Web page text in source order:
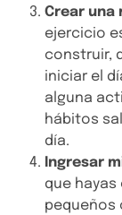
Crear una
ejercicio
construir,
iniciar el
alguna
hábitos
día.
Ingresar
que hayas
pequeños